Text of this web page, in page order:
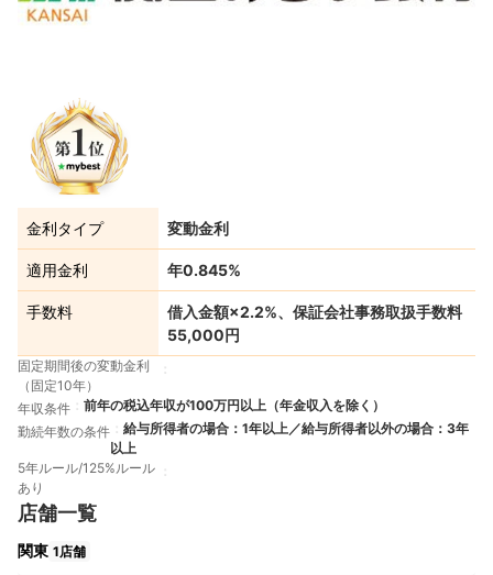
金利タイプ 変動金利
適用金利 年0.845%
手数料
借入金額×2.2%、保証会社事務取扱手数料
55,000円
固定期間後の変動金利
（固定10年）
年収条件
前年の税込年収が100万円以上（年金収入を除く）
勤続年数の条件
給与所得者の場合：1年以上／給与所得者以外の場合：3年
以上
5年ルール/125%ルール
あり
店舗一覧
関東 1店舗